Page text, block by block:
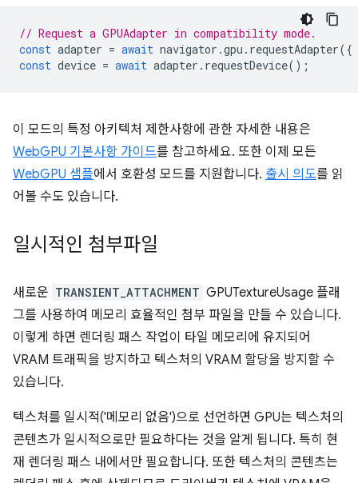
// Request a GPUAdapter in compatibility mode.
const adapter = await navigator .gpu . requestAdapter({
const device = await adapter . requestDevice();
이 모드의 특정 아키텍처 제한사항에 관한 자세한 내용은
WebGPU 기본사항 가이드를 참고하세요. 또한 이제 모든
WebGPU 샘플에서 호환성 모드를 지원합니다. 출시 의도를 읽
어볼 수도 있습니다.
일시적인 첨부파일
새로운 TRANSIENT_ATTACHMENT GPUTextureUsage 플래
그를 사용하여 메모리 효율적인 첨부 파일을 만들 수 있습니다.
이렇게 하면 렌더링 패스 작업이 타일 메모리에 유지되어
VRAM 트래픽을 방지하고 텍스처의 VRAM 할당을 방지할 수
있습니다.
텍스처를 일시적('메모리 없음')으로 선언하면 GPU는 텍스처의
콘텐츠가 일시적으로만 필요하다는 것을 알게 됩니다. 특히 현
재 렌더링 패스 내에서만 필요합니다. 또한 텍스처의 콘텐츠는